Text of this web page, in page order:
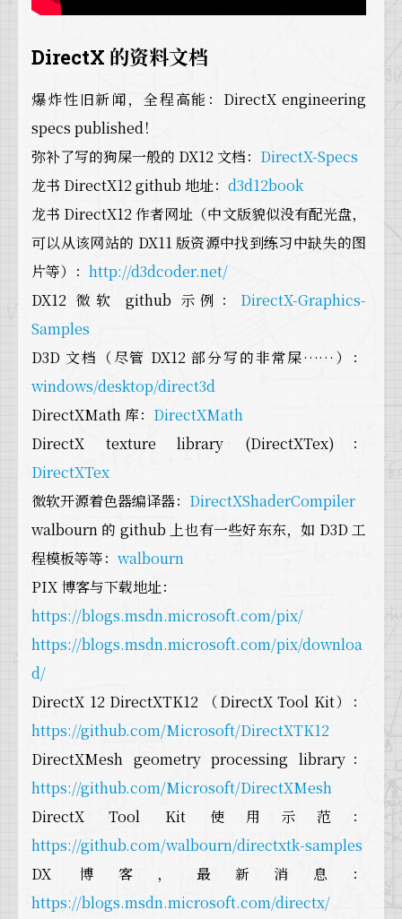
DirectX 的资料文档
爆炸性旧新闻，全程高能：DirectX engineering
specs published！
弥补了写的狗屎一般的 DX12 文档： DirectX-Specs
龙书 DirectX12 github 地址： d3d12book
龙书 DirectX12 作者网址（中文版貌似没有配光盘，
可以从该网站的 DX11 版资源中找到练习中缺失的图
片等）： http://d3dcoder.net/
DX12 微软 github 示例： DirectX-Graphics-
Samples
D3D 文档（尽管 DX12 部分写的非常屎……）：
windows/desktop/direct3d
DirectXMath 库： DirectXMath
DirectX texture library (DirectXTex)：
DirectXTex
微软开源着色器编译器： DirectXShaderCompiler
walbourn 的 github 上也有一些好东东，如 D3D 工
程模板等等： walbourn
PIX 博客与下载地址：
https://blogs.msdn.microsoft.com/pix/
https://blogs.msdn.microsoft.com/pix/downloa
d/
DirectX 12 DirectXTK12 （DirectX Tool Kit）：
https://github.com/Microsoft/DirectXTK12
DirectXMesh geometry processing library：
https://github.com/Microsoft/DirectXMesh
DirectX Tool Kit 使用示范：
https://github.com/walbourn/directxtk-samples
DX 博客，最新消息：
https://blogs.msdn.microsoft.com/directx/